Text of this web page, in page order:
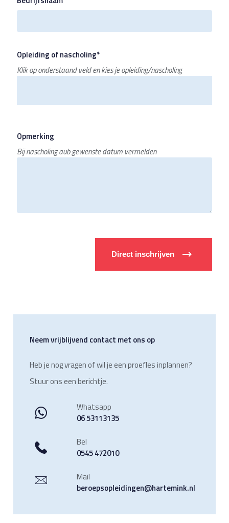
Opleiding of nascholing*
Klik op onderstaand veld en kies je opleiding/nascholing
Opmerking
Bij nascholing aub gewenste datum vermelden
Neem vrijblijvend contact met ons op
Heb je nog vragen of wil je een proefles inplannen?
Stuur ons een berichtje.
Whatsapp
06 53113135
Bel
0545 472010
Mail
beroepsopleidingen@hartemink.nl